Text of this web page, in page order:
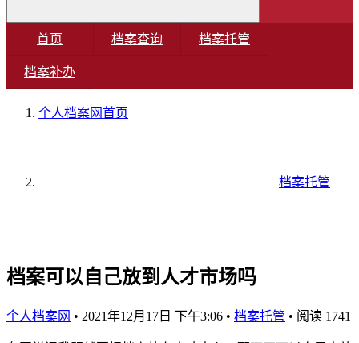
首页 档案查询 档案托管
档案补办
个人档案网首页
档案托管
档案可以自己放到人才市场吗
个人档案网 • 2021年12月17日 下午3:06 • 档案托管 • 阅读 1741